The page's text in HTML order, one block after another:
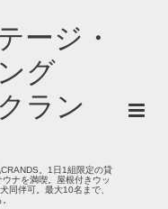
ージ・
グ
ラン
。1日1組限定の貸
ナを満喫。屋根付きウッ
同伴可。最大10名まで、